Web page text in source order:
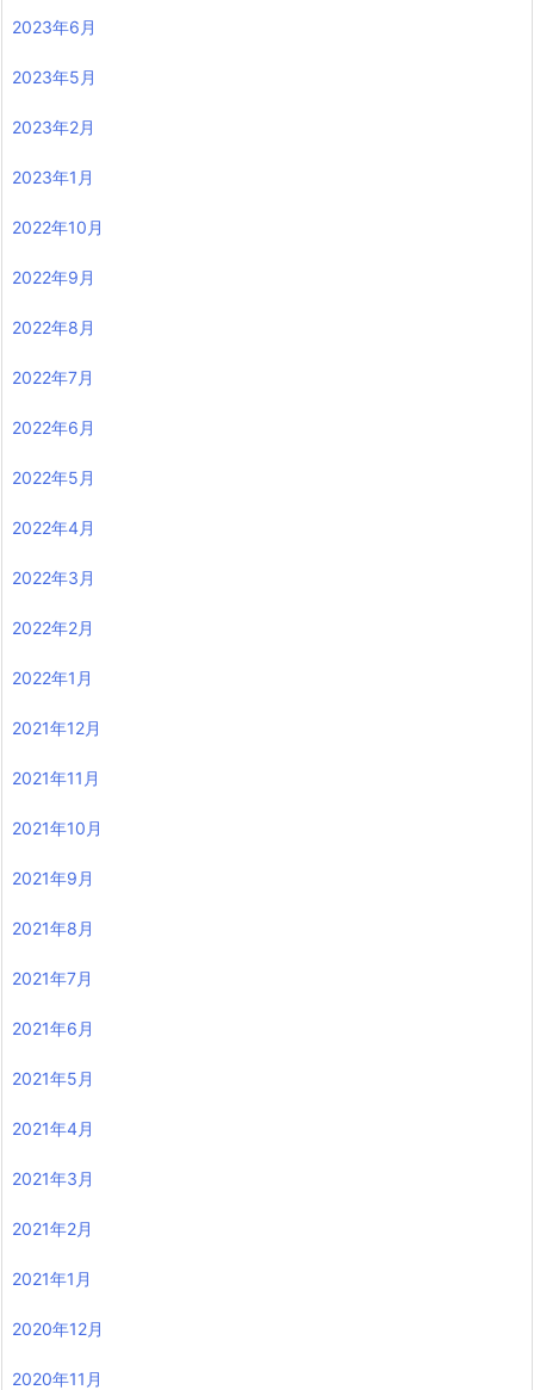
2023年6月
2023年5月
2023年2月
2023年1月
2022年10月
2022年9月
2022年8月
2022年7月
2022年6月
2022年5月
2022年4月
2022年3月
2022年2月
2022年1月
2021年12月
2021年11月
2021年10月
2021年9月
2021年8月
2021年7月
2021年6月
2021年5月
2021年4月
2021年3月
2021年2月
2021年1月
2020年12月
2020年11月